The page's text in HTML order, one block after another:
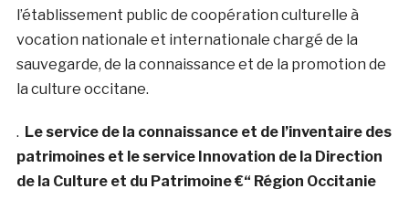
l’établissement public de coopération culturelle à
vocation nationale et internationale chargé de la
sauvegarde, de la connaissance et de la promotion de
la culture occitane.
. Le service de la connaissance et de l’inventaire des
patrimoines et le service Innovation de la Direction
de la Culture et du Patrimoine €“ Région Occitanie